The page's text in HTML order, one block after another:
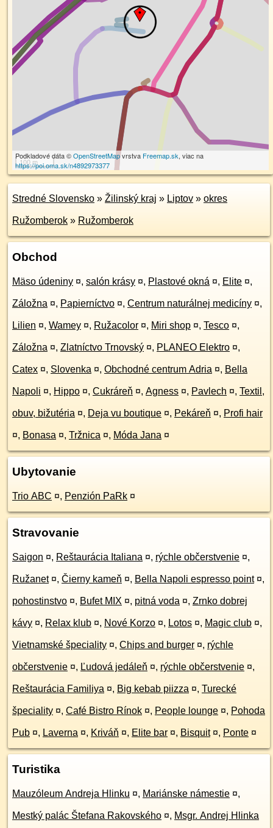
100 m
Podkladové dáta ©OpenStreetMapvrstva Freemap.sk, viac na
https://poi.oma.sk/n4892973377
Stredné Slovensko » Žilinský kraj » Liptov » okres
Ružomberok » Ružomberok
Obchod
Mäso údeniny ¤, salón krásy ¤, Plastové okná ¤, Elite ¤,
Záložna ¤, Papierníctvo ¤, Centrum naturálnej medicíny ¤,
Lilien ¤, Wamey ¤, Ružacolor ¤, Miri shop ¤, Tesco ¤,
Záložna ¤, Zlatníctvo Trnovský ¤, PLANEO Elektro ¤,
Catex ¤, Slovenka ¤, Obchodné centrum Adria ¤, Bella
Napoli ¤, Hippo ¤, Cukráreň ¤, Agness ¤, Pavlech ¤, Textil,
obuv, bižutéria ¤, Deja vu boutique ¤, Pekáreň ¤, Profi hair
¤, Bonasa ¤, Tržnica ¤, Móda Jana ¤
Ubytovanie
Trio ABC ¤, Penzión PaRk ¤
Stravovanie
Saigon ¤, Reštaurácia Italiana ¤, rýchle občerstvenie ¤,
Ružanet ¤, Čierny kameň ¤, Bella Napoli espresso point ¤,
pohostinstvo ¤, Bufet MIX ¤, pitná voda ¤, Zrnko dobrej
kávy ¤, Relax klub ¤, Nové Korzo ¤, Lotos ¤, Magic club ¤,
Vietnamské špeciality ¤, Chips and burger ¤, rýchle
občerstvenie ¤, Ľudová jedáleň ¤, rýchle občerstvenie ¤,
Reštaurácia Familiya ¤, Big kebab piizza ¤, Turecké
špeciality ¤, Café Bistro Rínok ¤, People lounge ¤, Pohoda
Pub ¤, Laverna ¤, Kriváň ¤, Elite bar ¤, Bisquit ¤, Ponte ¤
Turistika
Mauzóleum Andreja Hlinku ¤, Mariánske námestie ¤,
Mestký palác Štefana Rakovského ¤, Msgr. Andrej Hlinka